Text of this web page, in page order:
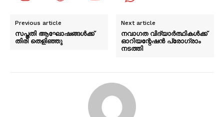
Previous article
സപ്തതി ആഘോഷങ്ങൾക്ക്
തിരി തെളിഞ്ഞു
Next article
നവാഗത വിദ്യാർത്ഥികൾക്ക്
ഓറിയന്റേഷൻ പ്രോഗ്രാം
നടത്തി